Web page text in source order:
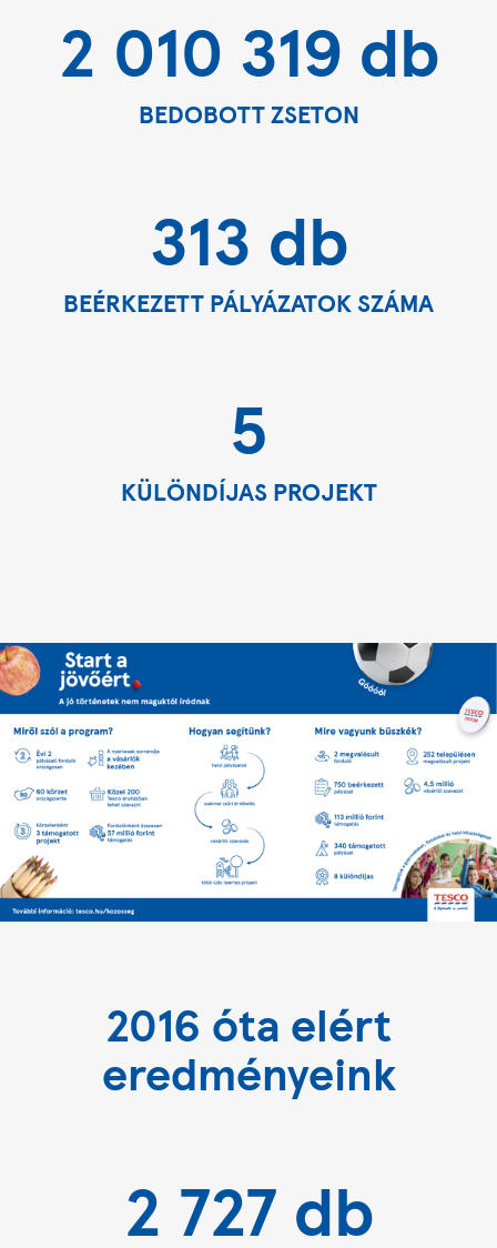
2 010 319 db
BEDOBOTT ZSETON
313 db
BEÉRKEZETT PÁLYÁZATOK SZÁMA
5
KÜLÖNDÍJAS PROJEKT
2016 óta elért
eredményeink
2 727 db